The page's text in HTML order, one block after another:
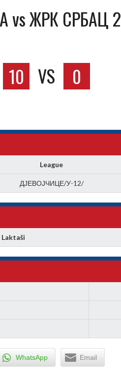
vs ЖРК СРБАЦ 2
10 VS 0
League
ДЈЕВОЈЧИЦЕ/У-12/
Laktaši
WhatsApp Email